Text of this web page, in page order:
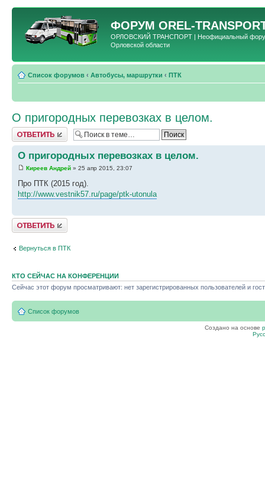
ФОРУМ OREL-
ОРЛОВСКИЙ ТРАНСПОРТ | Неофициальный форум
Орловской области
Список форумов ‹ Автобусы, маршрутки ‹ ПТК
О пригородных перевозках в целом.
Ответить
О пригородных перевозках в целом.
Киреев Андрей » 25 апр 2015, 23:07
Про ПТК (2015 год).
http://www.vestnik57.ru/page/ptk-utonula
Ответить
Вернуться в ПТК
КТО СЕЙЧАС НА КОНФЕРЕНЦИИ
Сейчас этот форум просматривают: нет зарегистрированных пользователей и
Список форумов
Создано на основе